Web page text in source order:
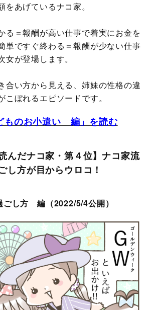
あげているナコ家。
る＝報酬が高い仕事で着実にお金を
単ですぐ終わる＝報酬が少ない仕事
女が登場します。
合い方から見える、姉妹の性格の違
こぼれるエピソードです。
ものお小遣い 編」を読む
んだナコ家・第４位】ナコ家流
し方が目からウロコ！
し方 編（2022/5/4公開）